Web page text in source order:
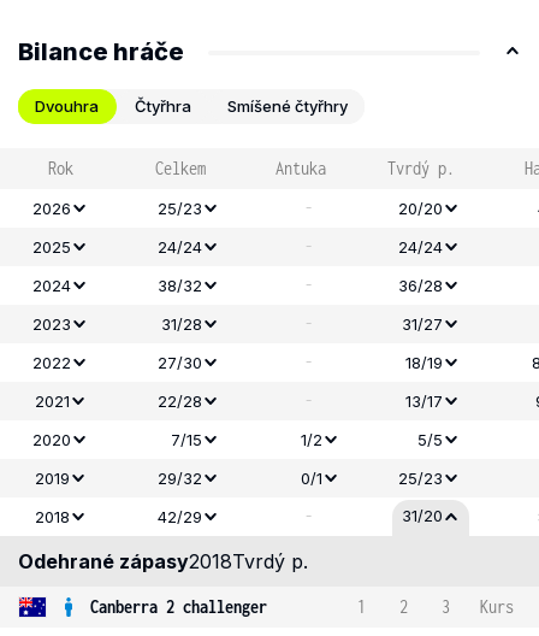
Bilance hráče
Dvouhra Čtyřhra Smíšené čtyřhry
Rok Celkem Antuka Tvrdý p.
2026 25/23 - 20/20
2025
24/24 -
24/24
2024
38/32 - 36/28
2023
31/28 -
31/27
2022
27/30 - 18/19
2021
22/28 - 13/17
2020
7/15 1/2
5/5
2019
29/32 0/1 25/23
2018
42/29 - 31/20
Odehrané zápasy2018Tvrdý p.
Canberra 2 challenger 1 2 3
Kurs